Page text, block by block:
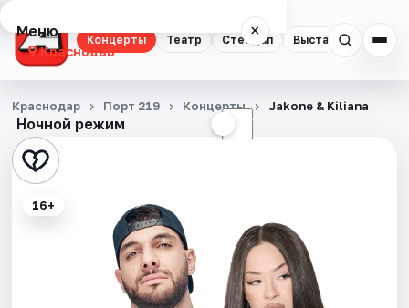
Концерты Театр Стендап Выставки
Меню ×
Краснодар
Концерты
Театр
Стендап
Ночной режим ☾
Краснодар Порт 219 Концерты Jakone & Kiliana
16+